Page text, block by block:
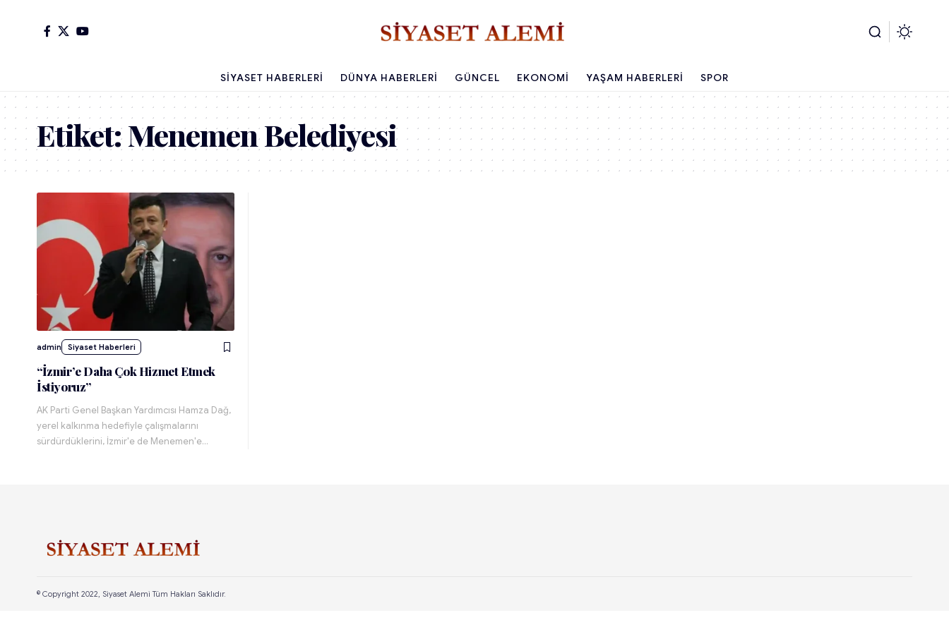
SIYASET HABERLERI DÜNYA HABERLERI GÜNCEL EKONOMI YAŞAM HABERLERI SPOR
Etiket:Menemen Belediyesi
admin Siyaset Haberleri
“İzmir’e Daha Çok Hizmet Etmek
İstiyoruz”
AK Parti Genel Başkan Yardımcısı Hamza Dağ,
yerel kalkınma hedefiyle çalışmalarını
sürdürdüklerini, İzmir'e de Menemen'e…
© Copyright 2022, Siyaset Alemi Tüm Hakları Saklıdır.